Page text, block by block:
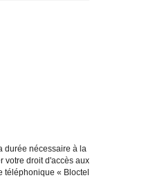
durée nécessaire à la
votre droit d'accès aux
téléphonique « Bloctel